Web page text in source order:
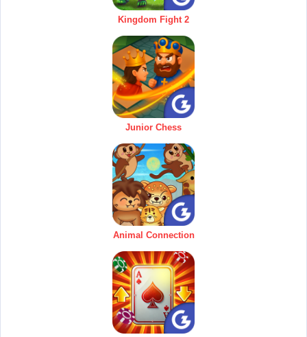
Kingdom Fight 2
Junior Chess
Animal Connection